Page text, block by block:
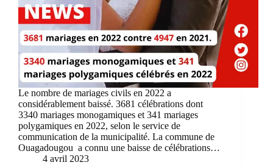
Le nombre de mariages civils en 2022 a
considérablement baissé. 3681 célébrations dont
3340 mariages monogamiques et 341 mariages
polygamiques en 2022, selon le service de
communication de la municipalité. La commune de
Ouagadougou a connu une baisse de célébrations…
4 avril 2023